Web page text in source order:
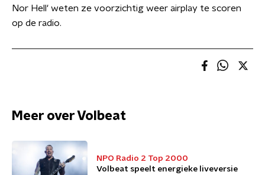
Nor Hell' weten ze voorzichtig weer airplay te scoren
op de radio.
Meer over Volbeat
NPO Radio 2 Top 2000
Volbeat speelt energieke liveversie